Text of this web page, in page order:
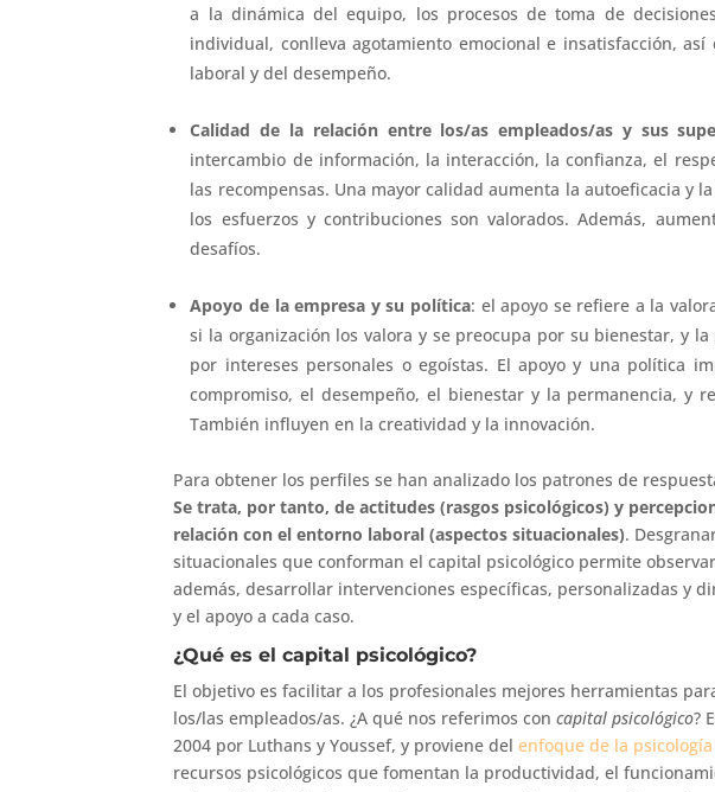
a la dinámica del equipo, los procesos de toma de
individual, conlleva agotamiento emocional e insatisfacción,
laboral y del desempeño.
Calidad de la relación entre los/as empleados/as y sus
intercambio de información, la interacción, la confianza, el
las recompensas. Una mayor calidad aumenta la autoeficacia y
los esfuerzos y contribuciones son valorados. Además,
desafíos.
Apoyo de la empresa y su política: el apoyo se refiere a la
si la organización los valora y se preocupa por su bienestar, y
por intereses personales o egoístas. El apoyo y una política
compromiso, el desempeño, el bienestar y la permanencia, y
También influyen en la creatividad y la innovación.
Para obtener los perfiles se han analizado los patrones de
Se trata, por tanto, de actitudes (rasgos psicológicos) y
relación con el entorno laboral (aspectos situacionales).
situacionales que conforman el capital psicológico permite
además, desarrollar intervenciones específicas, personalizadas y
y el apoyo a cada caso.
¿Qué es el capital psicológico?
El objetivo es facilitar a los profesionales mejores herramientas
los/las empleados/as. ¿A qué nos referimos concapital psicológico?
2004 por Luthans y Youssef, y proviene delenfoque de la
recursos psicológicos que fomentan la productividad, el